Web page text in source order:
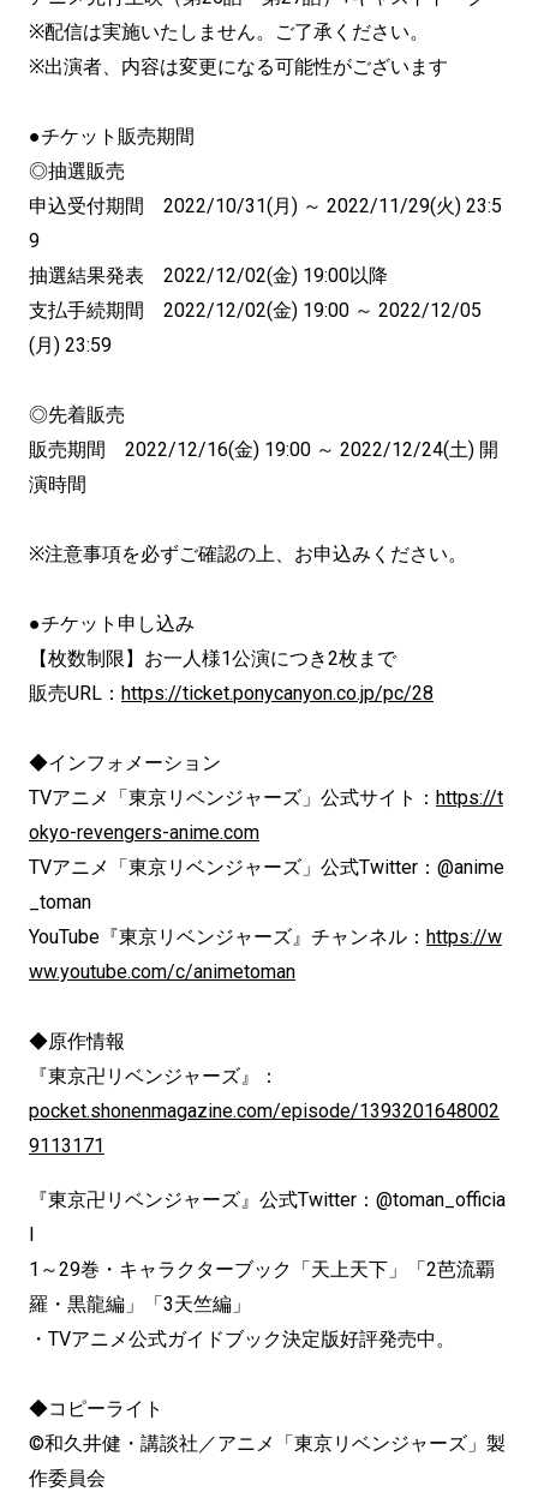
※配信は実施いたしません。ご了承ください。
※出演者、内容は変更になる可能性がございます
●チケット販売期間
◎抽選販売
申込受付期間 2022/10/31(月) ～ 2022/11/29(火) 23:5
9
抽選結果発表 2022/12/02(金) 19:00以降
支払手続期間 2022/12/02(金) 19:00 ～ 2022/12/05
(月) 23:59
◎先着販売
販売期間 2022/12/16(金) 19:00 ～ 2022/12/24(土) 開
演時間
※注意事項を必ずご確認の上、お申込みください。
●チケット申し込み
【枚数制限】お一人様1公演につき2枚まで
販売URL： https://ticket.ponycanyon.co.jp/pc/28
◆インフォメーション
TVアニメ「東京リベンジャーズ」公式サイト： https://t
okyo-revengers-anime.com
TVアニメ「東京リベンジャーズ」公式Twitter：@anime
_toman
YouTube『東京リベンジャーズ』チャンネル： https://w
ww.youtube.com/c/animetoman
◆原作情報
『東京卍リベンジャーズ』：
pocket.shonenmagazine.com/episode/1393201648002
9113171
『東京卍リベンジャーズ』公式Twitter：@toman_officia
l
1～29巻・キャラクターブック「天上天下」「2芭流覇
羅・ 黒龍編」「3天竺編」
・TVアニメ公式ガイドブック決定版好評発売中。
◆コピーライト
©和久井健・講談社／アニメ「東京リベンジャーズ」製
作委員会